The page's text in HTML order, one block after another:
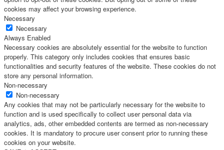
cookies may affect your browsing experience.
Necessary
Necessary
Always Enabled
Necessary cookies are absolutely essential for the website to function
properly. This category only includes cookies that ensures basic
functionalities and security features of the website. These cookies do not
store any personal information.
Non-necessary
Non-necessary
Any cookies that may not be particularly necessary for the website to
function and is used specifically to collect user personal data via
analytics, ads, other embedded contents are termed as non-necessary
cookies. It is mandatory to procure user consent prior to running these
cookies on your website.